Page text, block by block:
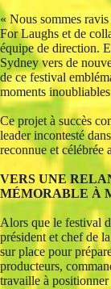
« Nous sommes
For Laughs et de
équipe de direction.
Sydney vers de
de ce festival
moments
Ce projet à succès
leader incontesté
reconnue et célébrée
VERS UNE
MÉMORABLE À
Alors que le festival
président et chef de
sur place pour
producteurs,
travaille à